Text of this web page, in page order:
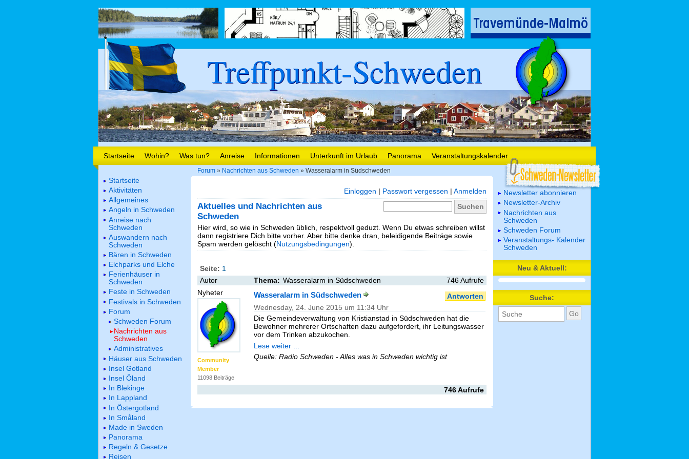
Treffpunkt-Schweden
Startseite Wohin? Was tun? Anreise Informationen Unterkunft im Urlaub Panorama Veranstaltungskalender
Forum » Nachrichten aus Schweden » Wasseralarm in Südschweden
Einloggen | Passwort vergessen | Anmelden
Aktuelles und Nachrichten aus
Schweden
Hier wird, so wie in Schweden üblich, respektvoll geduzt. Wenn Du etwas schreiben willst
dann registriere Dich bitte vorher. Aber bitte denke dran, beleidigende Beiträge sowie
Spam werden gelöscht (Nutzungsbedingungen).
Seite: 1
Autor
Thema: Wasseralarm in Südschweden
746 Aufrufe
Nyheter
Community
Member
11098 Beiträge
Antworten
Wasseralarm in Südschweden
Wednesday, 24. June 2015 um 11:34 Uhr
Die Gemeindeverwaltung von Kristianstad in Südschweden hat die
Bewohner mehrerer Ortschaften dazu aufgefordert, ihr Leitungswasser
vor dem Trinken abzukochen.
Lese weiter ...
Quelle: Radio Schweden - Alles was in Schweden wichtig ist
746 Aufrufe
Startseite
Aktivitäten
Allgemeines
Angeln in Schweden
Anreise nach
Schweden
Auswandern nach
Schweden
Bären in Schweden
Elchparks und Elche
Ferienhäuser in
Schweden
Feste in Schweden
Festivals in Schweden
Forum
Schweden Forum
Nachrichten aus
Schweden
Administratives
Häuser aus Schweden
Insel Gotland
Insel Öland
In Blekinge
In Lappland
In Östergotland
In Småland
Made in Sweden
Panorama
Regeln & Gesetze
Reisen
Newsletter abonnieren
Newsletter-Archiv
Nachrichten aus
Schweden
Schweden Forum
Veranstaltungs- Kalender
Schweden
Neu & Aktuell:
Suche: